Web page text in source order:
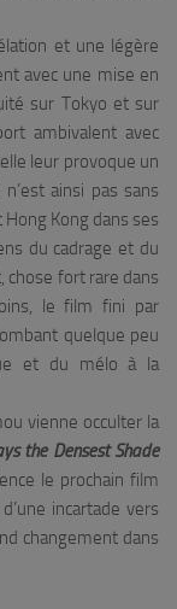
et une légère
avec une mise en
sur Tokyo et sur
ambivalent avec
leur provoque un
ainsi pas sans
Kong dans ses
du cadrage et du
chose fort rare dans
le film fini par
quelque peu
et du mélo à la
vienne occulter la
the Densest Shade
le prochain film
incartade vers
changement dans